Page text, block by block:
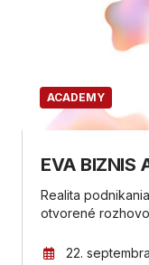
ACADEMY
EVA BIZNIS
Realita
otvorené
22. septembra